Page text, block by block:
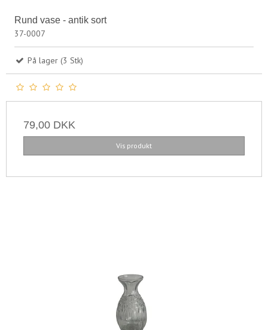
Rund vase - antik sort
37-0007
På lager (3 Stk)
79,00 DKK
Vis produkt